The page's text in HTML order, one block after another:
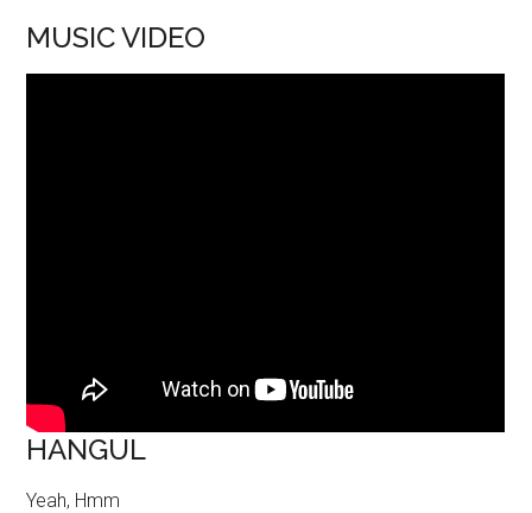
MUSIC VIDEO
HANGUL
Yeah, Hmm